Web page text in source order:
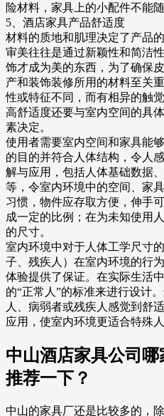
险材料，家具上的小配件不能
5、酒店家具产品舒适度
材料的质地和肌理决定了产品
审美往往是通过新颖性和简洁
饰才成为美的东西，为了确保
产和装饰装修所用的材料至关
性或特征不同，而有相异的触
高舒适度还要与室内空间的具
素决定。
使用者需要室内空间和家具能
的目的并符合人体结构，令人
解与应用，包括人体基础数据
等，令室内环境中的空间、家
习惯，物件应存取方便，伸手
成一定的比例；在为未知使用
的尺寸。
室内环境中对于人体工学尺寸
子、残疾人）在室内环境的行
体验提供了保证。在实际生活
的“正常人”的标准来进行设计
人、病弱者或残疾人感觉到舒
应用，使室内环境更适合特殊人
中山酒店家具公司
推荐一下？
中山的家具厂还是比较多的，